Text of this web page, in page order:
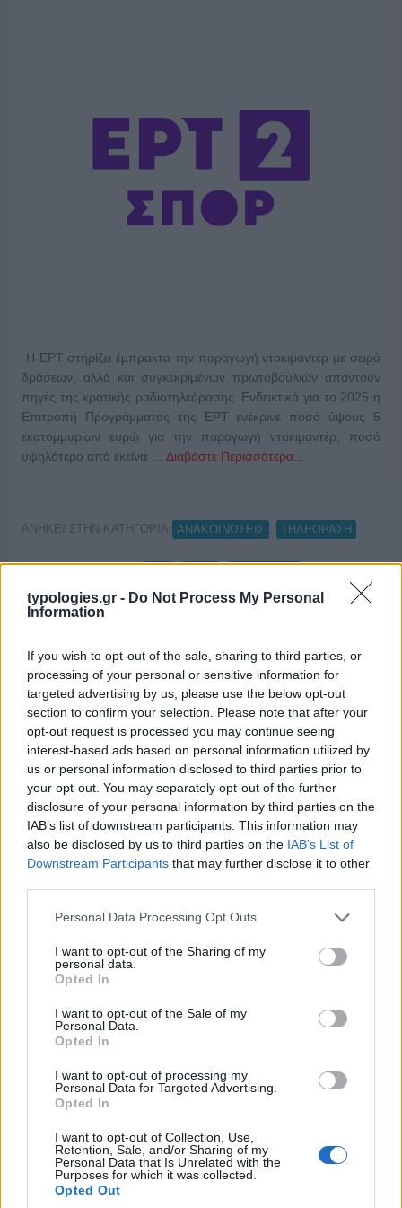
typologies.gr - Do Not Process My Personal
Information
If you wish to opt-out of the sale, sharing to third parties, or
processing of your personal or sensitive information for
targeted advertising by us, please use the below opt-out
section to confirm your selection. Please note that after your
opt-out request is processed you may continue seeing
interest-based ads based on personal information utilized by
us or personal information disclosed to third parties prior to
your opt-out. You may separately opt-out of the further
disclosure of your personal information by third parties on the
IAB’s list of downstream participants. This information may
also be disclosed by us to third parties on the IAB’s List of
Downstream Participants that may further disclose it to other
Please note that this website/app uses one or more Google
not limited to your visit or usage behaviour. You may click to
grant or deny consent to Google and its third-party tags to
use your data for below specified purposes in below Google
consent section.
Personal Data Processing Opt Outs
I want to opt-out of the Sharing of my
personal data.
Opted In
I want to opt-out of the Sale of my
Personal Data.
Opted In
I want to opt-out of processing my
Personal Data for Targeted Advertising.
Opted In
I want to opt-out of Collection, Use,
Retention, Sale, and/or Sharing of my
Personal Data that Is Unrelated with the
Purposes for which it was collected.
Opted Out
Η ΕΡΤ στηρίζει έμπρακτα την παραγωγή ντοκιμαντέρ με σειρά
δράσεων, αλλά και συγκεκριμένων πρωτοβουλιών απαντούν
πηγές της κρατικής ραδιοτηλεόρασης. Ενδεικτικά για το 2025 η
Επιτροπή Προγράμματος της ΕΡΤ ενέκρινε ποσό ύψους 5
εκατομμυρίων ευρώ για την παραγωγή ντοκιμαντέρ, ποσό
υψηλότερο από εκείνα … Διαβάστε Περισσότερα...
ΑΝΗΚΕΙ ΣΤΗΝ ΚΑΤΗΓΟΡΙΑ: ΑΝΑΚΟΙΝΩΣΕΙΣ ΤΗΛΕΟΡΑΣΗ
Σταθερά πρώτος ο Alpha και την
εβδομάδα 9 – 15 Φεβρουαρίου.
22/02/2026
Ο Alpha, με 13,7%, διατήρησε την πρώτη θέση στην τηλεθέαση
και την εβδομάδα 9 – 15 Φεβρουαρίου. Το Mega ήταν δεύτερο
με 12% και ο ANT1 τρίτος με 9,8%. Ακολούθησαν το Star με
9,1%, ο ΣΚΑΪ με 8,5%, η ΕΡΤ1 με 6%, το Open με 5,7%, το
ΕΡΤ News και το ΜΑΚ TV με 2,4%, η ΕΡΤ2 ΣΠΟΡ με 2,3% και
η ΕΡΤ3 με …
Διαβάστε Περισσότερα...